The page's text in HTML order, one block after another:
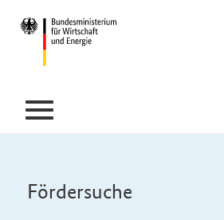
Fördersuche